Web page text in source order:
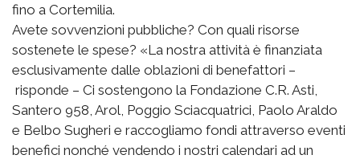
fino a Cortemilia.
Avete sovvenzioni pubbliche? Con quali risorse
sostenete le spese? «La nostra attività è finanziata
esclusivamente dalle oblazioni di benefattori –
risponde – Ci sostengono la Fondazione C.R. Asti,
Santero 958, Arol, Poggio Sciacquatrici, Paolo Araldo
e Belbo Sugheri e raccogliamo fondi attraverso eventi
benefici nonché vendendo i nostri calendari ad un